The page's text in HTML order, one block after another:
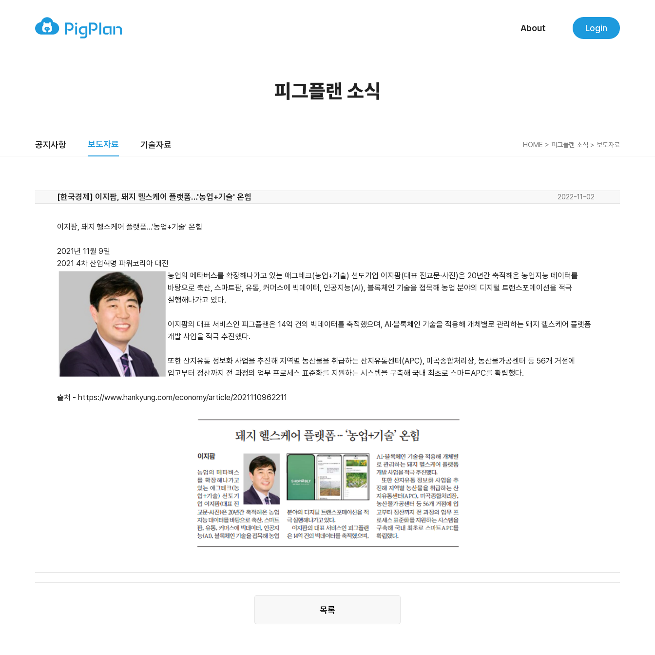
About Login
피그플랜 소식
공지사항 보도자료 기술자료 HOME > 피그플랜 소식 > 보도자료
[한국경제] 이지팜, 돼지 헬스케어 플랫폼…'농업+기술' 온힘 2022-11-02
이지팜, 돼지 헬스케어 플랫폼…'농업+기술' 온힘
2021년 11월 9일
2021 4차 산업혁명 파워코리아 대전
농업의 메타버스를 확장해나가고 있는 애그테크(농업+기술) 선도기업 이지팜(대표 진교문·사진)은 20년간 축적해온 농업지능 데이터를
바탕으로 축산, 스마트팜, 유통, 커머스에 빅데이터, 인공지능(AI), 블록체인 기술을 접목해 농업 분야의 디지털 트랜스포메이션을 적극
실행해나가고 있다.
이지팜의 대표 서비스인 피그플랜은 14억 건의 빅데이터를 축적했으며, AI·블록체인 기술을 적용해 개체별로 관리하는 돼지 헬스케어 플랫폼
개발 사업을 적극 추진했다.
또한 산지유통 정보화 사업을 추진해 지역별 농산물을 취급하는 산지유통센터(APC), 미곡종합처리장, 농산물가공센터 등 56개 거점에
입고부터 정산까지 전 과정의 업무 프로세스 표준화를 지원하는 시스템을 구축해 국내 최초로 스마트APC를 확립했다.
출처 - https://www.hankyung.com/economy/article/2021110962211